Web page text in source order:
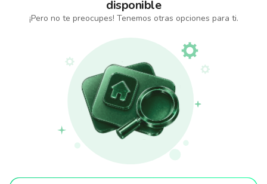
disponible
¡Pero no te preocupes! Tenemos otras opciones para ti.